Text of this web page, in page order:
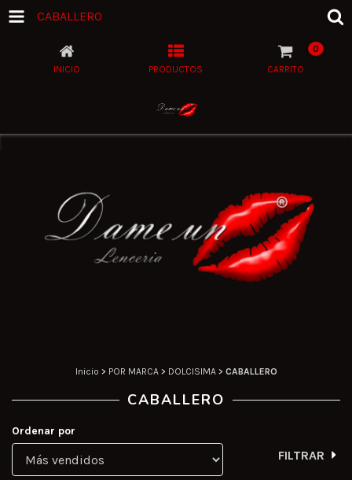
CABALLERO
INICIO PRODUCTOS CARRITO
0
Inicio > POR MARCA > DOLCISIMA > CABALLERO
CABALLERO
Ordenar por
FILTRAR